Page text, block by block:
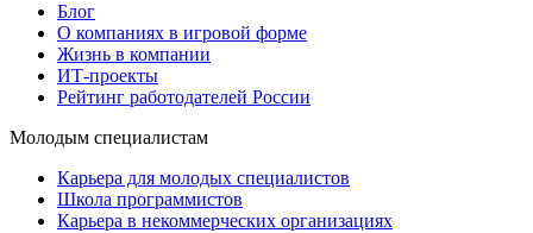
Блог
О компаниях в игровой форме
Жизнь в компании
ИТ-проекты
Рейтинг работодателей России
Молодым специалистам
Карьера для молодых специалистов
Школа программистов
Карьера в некоммерческих организациях